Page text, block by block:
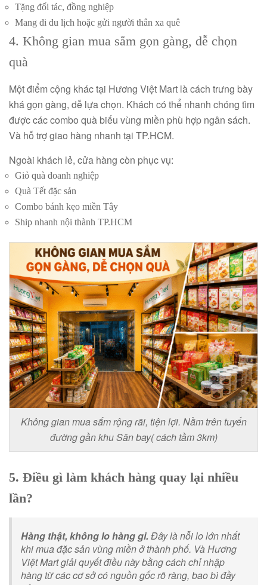
Tặng đối tác, đồng nghiệp
Mang đi du lịch hoặc gửi người thân xa quê
4. Không gian mua sắm gọn gàng, dễ chọn
quà
Một điểm cộng khác tại Hương Việt Mart là cách trưng bày
khá gọn gàng, dễ lựa chọn. Khách có thể nhanh chóng tìm
được các combo quà biếu vùng miền phù hợp ngân sách.
Và hỗ trợ giao hàng nhanh tại TP.HCM.
Ngoài khách lẻ, cửa hàng còn phục vụ:
Giỏ quà doanh nghiệp
Quà Tết đặc sản
Combo bánh kẹo miền Tây
Ship nhanh nội thành TP.HCM
Không gian mua sắm rộng rãi, tiện lợi. Nằm trên tuyến
đường gần khu Sân bay( cách tầm 3km)
5. Điều gì làm khách hàng quay lại nhiều
lần?
Hàng thật, không lo hàng gi. Đây là nỗi lo lớn nhất
khi mua đặc sản vùng miền ở thành phố. Và Hương
Việt Mart giải quyết điều này bằng cách chỉ nhập
hàng từ các cơ sở có nguồn gốc rõ ràng, bao bì đầy